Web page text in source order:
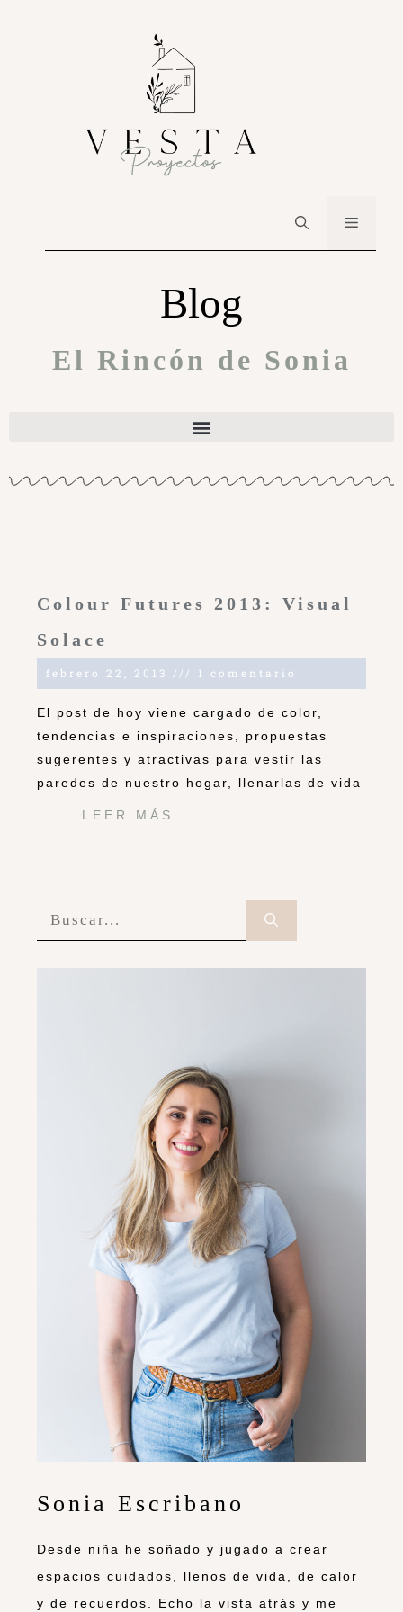
Blog
El Rincón de Sonia
Colour Futures 2013: Visual
Solace
febrero 22, 2013 1 comentario
El post de hoy viene cargado de color,
tendencias e inspiraciones, propuestas
sugerentes y atractivas para vestir las
paredes de nuestro hogar, llenarlas de vida
LEER MÁS
Sonia Escribano
Desde niña he soñado y jugado a crear
espacios cuidados, llenos de vida, de calor
y de recuerdos. Echo la vista atrás y me